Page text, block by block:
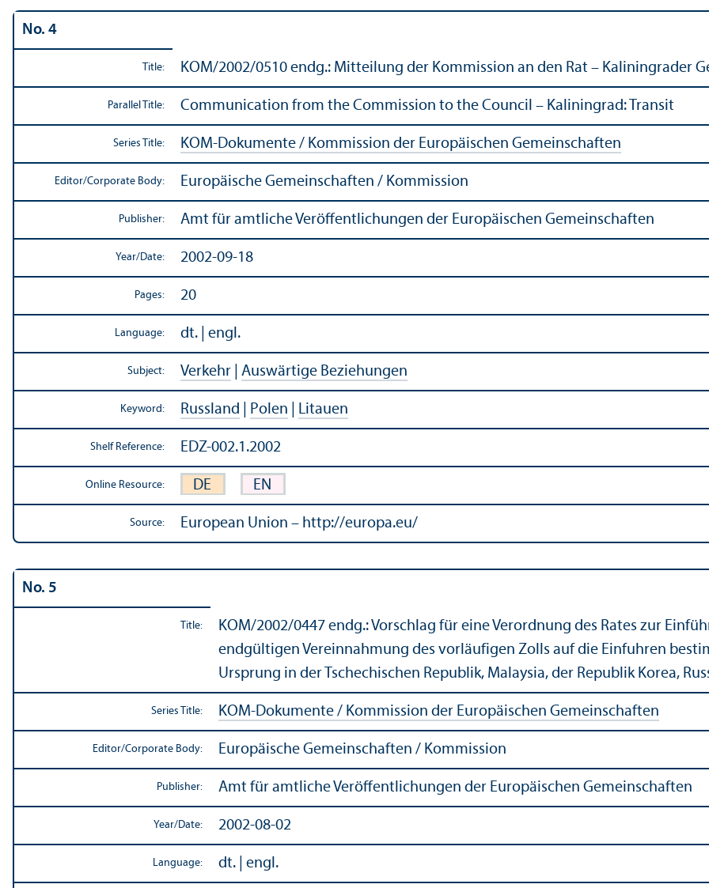
No. 4
Title: KOM/2002/0510 endg.: Mitteilung der Kommission an den Rat – Kaliningrader
Parallel Title: Communication from the Commission to the Council – Kaliningrad: Transit
Series Title: KOM-Dokumente / Kommission der Europäischen Gemeinschaften
Editor/Corporate Body: Europäische Gemeinschaften / Kommission
Publisher: Amt für amtliche Veröffentlichungen der Europäischen Gemeinschaften
Year/Date: 2002-09-18
Pages: 20
Language: dt. | engl.
Subject: Verkehr Auswärtige Beziehungen
Keyword: Russland Polen Litauen
Shelf Reference: EDZ-002.1.2002
Online Resource: DE EN
Source: European Union – http://europa.eu/
No. 5
Title: KOM/2002/0447 endg.: Vorschlag für eine Verordnung des Rates zur
endgültigen Vereinnahmung des vorläufigen Zolls auf die Einfuhren
Ursprung in der Tschechischen Republik, Malaysia, der Republik Korea,
Series Title: KOM-Dokumente / Kommission der Europäischen Gemeinschaften
Editor/Corporate Body: Europäische Gemeinschaften / Kommission
Publisher: Amt für amtliche Veröffentlichungen der Europäischen Gemeinschaften
Year/Date: 2002-08-02
Language: dt. | engl.